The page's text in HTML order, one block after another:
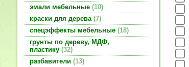
эмали мебельные 10
краски для дерева 7
спецэффекты мебельные 18
грунты по дереву, МДФ,
пластику 32
разбавители 13